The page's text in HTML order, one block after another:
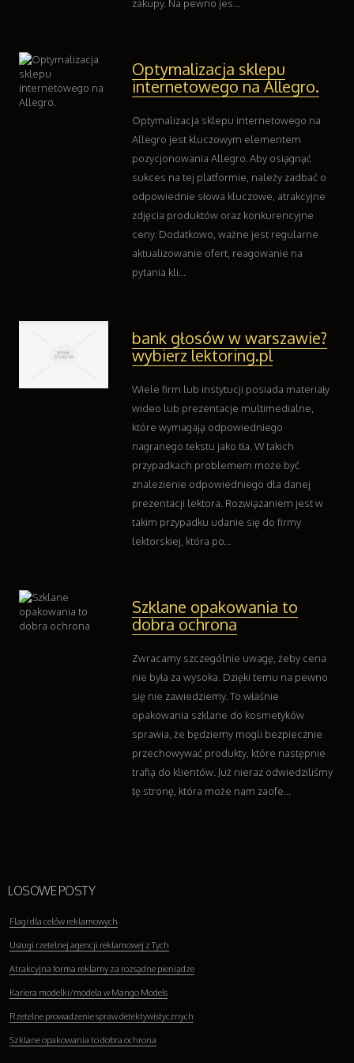
Kontakt
zakupy. Na pewno jes...
Optymalizacja sklepu
internetowego na Allegro.
Optymalizacja sklepu internetowego na
Allegro jest kluczowym elementem
pozycjonowania Allegro. Aby osiągnąć
sukces na tej platformie, należy zadbać o
odpowiednie słowa kluczowe, atrakcyjne
zdjęcia produktów oraz konkurencyjne
ceny. Dodatkowo, ważne jest regularne
aktualizowanie ofert, reagowanie na
pytania kli...
bank głosów w warszawie?
wybierz lektoring.pl
Wiele firm lub instytucji posiada materiały
wideo lub prezentacje multimedialne,
które wymagają odpowiedniego
nagranego tekstu jako tła. W takich
przypadkach problemem może być
znalezienie odpowiedniego dla danej
prezentacji lektora. Rozwiązaniem jest w
takim przypadku udanie się do firmy
lektorskiej, która po...
Szklane opakowania to
dobra ochrona
Zwracamy szczególnie uwagę, żeby cena
nie była za wysoka. Dzięki temu na pewno
się nie zawiedziemy. To właśnie
opakowania szklane do kosmetyków
sprawia, że będziemy mogli bezpiecznie
przechowywać produkty, które następnie
trafią do klientów. Już nieraz odwiedziliśmy
tę stronę, która może nam zaofe...
LOSOWE POSTY
Flagi dla celów reklamowych
Usługi rzetelnej agencji reklamowej z Tych
Atrakcyjna forma reklamy za rozsądne pieniądze
Kariera modelki/modela w Mango Models
Rzetelne prowadzenie spraw detektywistycznych
Szklane opakowania to dobra ochrona